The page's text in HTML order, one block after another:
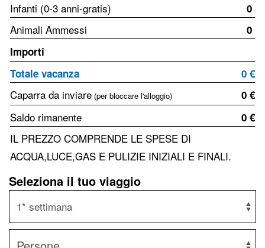
Infanti (0-3 anni-gratis) 0
Animali Ammessi
0
Importi
Totale vacanza
0 €
Caparra da inviare (per bloccare l'alloggio) 0 €
Saldo rimanente 0 €
IL PREZZO COMPRENDE LE SPESE DI
ACQUA,LUCE,GAS E PULIZIE INIZIALI E FINALI.
Seleziona il tuo viaggio